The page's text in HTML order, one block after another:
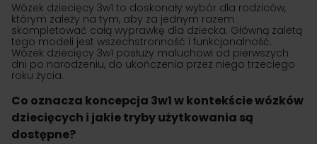
Wózek dziecięcy 3w1 to doskonały wybór dla rodziców,
którym zależy na tym, aby za jednym razem
skompletować całą wyprawkę dla dziecka. Główną zaletą
tego modeli jest wszechstronność i funkcjonalność.
Wózek dziecięcy 3w1 posłuży maluchowi od pierwszych
dni po narodzeniu, do ukończenia przez niego trzeciego
roku życia.
Co oznacza koncepcja 3w1 w kontekście wózków
dziecięcych i jakie tryby użytkowania są
dostępne?